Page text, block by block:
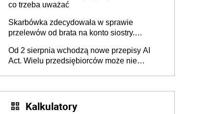
co trzeba uważać
Skarbówka zdecydowała w sprawie
przelewów od brata na konto siostry.
darowizna, ale podatku jednak nie będzie
Od 2 sierpnia wchodzą nowe przepisy AI
Act. Wielu przedsiębiorców może nie
Kalkulatory